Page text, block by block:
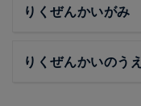
りくぜんかいがみ
りくぜんかいのうえ